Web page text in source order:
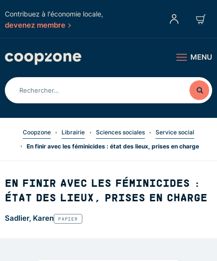
Contribuez à l'économie locale,
devenez membre
MENU
Coopzone Librairie Sciences sociales
Service social
En finir avec les féminicides : état des lieux, prises en charge
EN FINIR AVEC LES FÉMINICIDES :
ÉTAT DES LIEUX, PRISES EN CHARGE
Sadlier, Karen PAPIER